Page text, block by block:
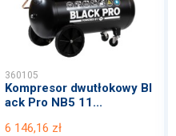
360105
Kompresor dwutłokowy Bl
ack Pro NB5 11...
6 146,16 zł